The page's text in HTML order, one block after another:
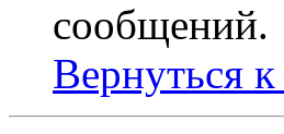
сообщений.
Вернуться